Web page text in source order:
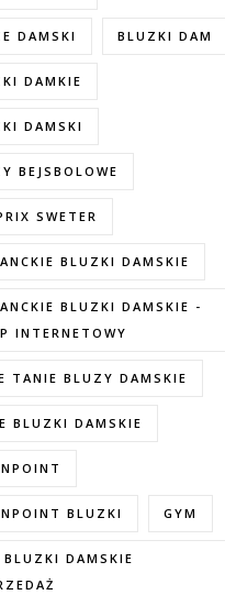
DAMSKI BLUZKI DAM
DAMKIE
DAMSKI
BEJSBOLOWE
SWETER
BLUZKI DAMSKIE
BLUZKI DAMSKIE -
INTERNETOWY
TANIE BLUZY DAMSKIE
BLUZKI DAMSKIE
BLUZKI GYM
DAMSKIE